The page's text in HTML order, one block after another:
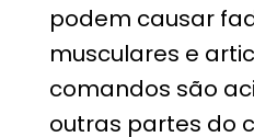
podem causar
musculares e
comandos são
outras partes do